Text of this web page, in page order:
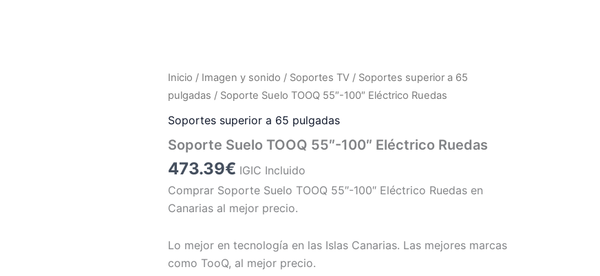
Inicio / Imagen y sonido / Soportes TV / Soportes superior a 65
pulgadas / Soporte Suelo TOOQ 55″-100″ Eléctrico Ruedas
Soportes superior a 65 pulgadas
Soporte Suelo TOOQ 55″-100″ Eléctrico Ruedas
473.39€ IGIC Incluido
Comprar Soporte Suelo TOOQ 55″-100″ Eléctrico Ruedas en
Canarias al mejor precio.
Lo mejor en tecnología en las Islas Canarias. Las mejores marcas
como TooQ, al mejor precio.